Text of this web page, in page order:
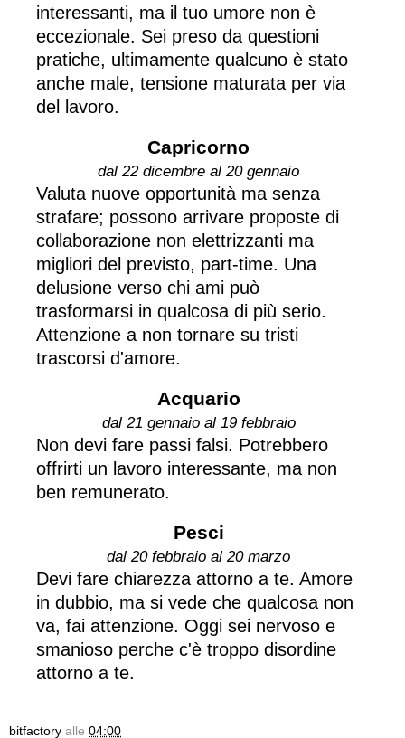
interessanti, ma il tuo umore non è
eccezionale. Sei preso da questioni
pratiche, ultimamente qualcuno è stato
anche male, tensione maturata per via
del lavoro.
Capricorno
dal 22 dicembre al 20 gennaio
Valuta nuove opportunità ma senza
strafare; possono arrivare proposte di
collaborazione non elettrizzanti ma
migliori del previsto, part-time. Una
delusione verso chi ami può
trasformarsi in qualcosa di più serio.
Attenzione a non tornare su tristi
trascorsi d'amore.
Acquario
dal 21 gennaio al 19 febbraio
Non devi fare passi falsi. Potrebbero
offrirti un lavoro interessante, ma non
ben remunerato.
Pesci
dal 20 febbraio al 20 marzo
Devi fare chiarezza attorno a te. Amore
in dubbio, ma si vede che qualcosa non
va, fai attenzione. Oggi sei nervoso e
smanioso perche c'è troppo disordine
attorno a te.
bitfactory alle 04:00